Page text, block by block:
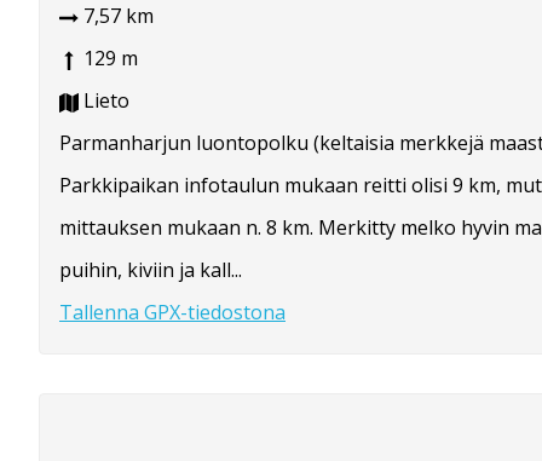
7,57 km
129 m
Lieto
Parmanharjun luontopolku (keltaisia merkkejä
Parkkipaikan infotaulun mukaan reitti olisi 9 km,
mittauksen mukaan n. 8 km. Merkitty melko hyvin
puihin, kiviin ja kall...
Tallenna GPX-tiedostona